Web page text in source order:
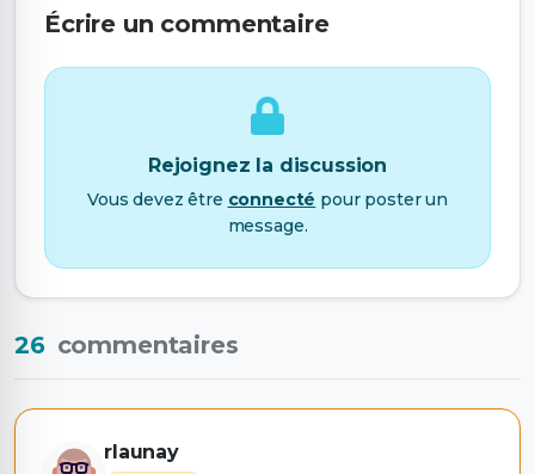
Écrire un commentaire
Rejoignez la discussion
Vous devez être connecté pour poster un
message.
26 commentaires
rlaunay